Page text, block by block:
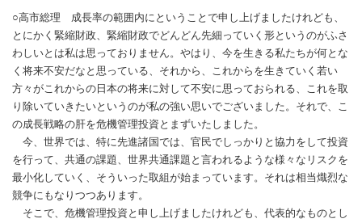
○高市総理 成長率の範囲内にということで申し上げましたけれども、
とにかく緊縮財政、緊縮財政でどんどん先細っていく形というのがふさ
わしいとは私は思っておりません。やはり、今を生きる私たちが何とな
く将来不安だなと思っている、それから、これからを生きていく若い
方々がこれからの日本の将来に対して不安に思っておられる、これを取
り除いていきたいというのが私の強い思いでございました。それで、こ
の成長戦略の肝を危機管理投資とまずいたしました。
今、世界では、特に先進諸国では、官民でしっかりと協力をして投資
を行って、共通の課題、世界共通課題と言われるような様々なリスクを
最小化していく、そういった取組が始まっています。それは相当熾烈な
競争にもなりつつあります。
そこで、危機管理投資と申し上げましたけれども、代表的なものとし